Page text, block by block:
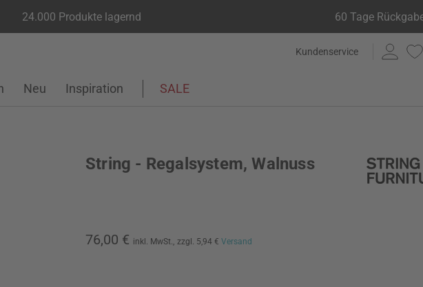
24.000 Produkte lagernd 60 Tage
Kundenservice
Neu Inspiration SALE
String - Regalsystem, Walnuss
76,00 € inkl. MwSt., zzgl. 5,94 € Versand